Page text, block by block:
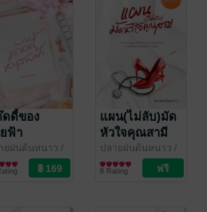
ดี้ของ
ฟ้า
ยฝนต้นหนาว /
ยรัก
แผน(ไม่ลับ)มัด
หัวใจคุณสามี
ตอนพิเศษ
ปลายฝนต้นหนาว /
Riri_
นิยายรัก
8 Rating